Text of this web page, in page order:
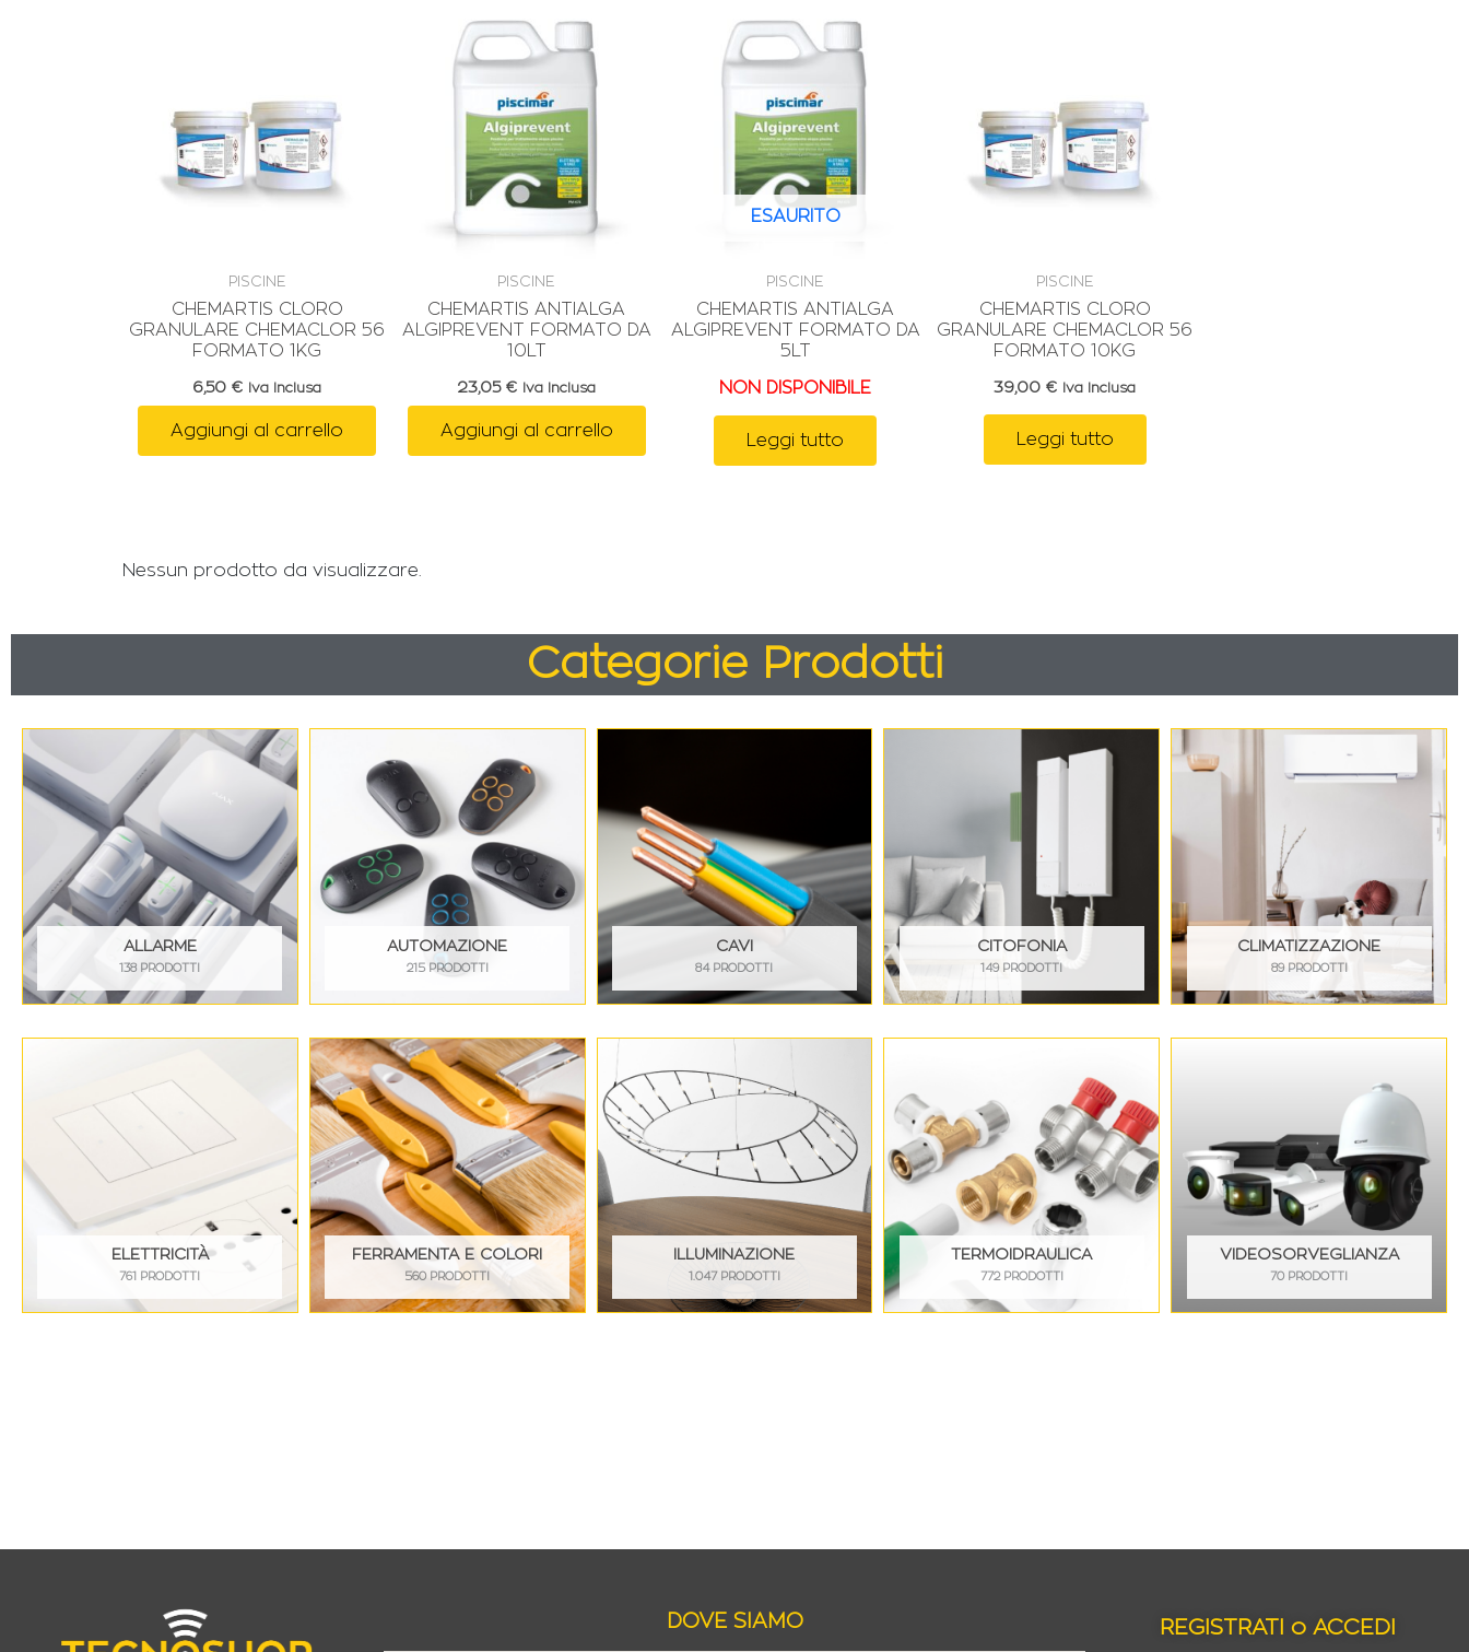
PISCINE
CHEMARTIS CLORO
GRANULARE CHEMACLOR 56
FORMATO 1KG
6,50€ Iva Inclusa
Aggiungi al carrello
PISCINE
CHEMARTIS ANTIALGA
ALGIPREVENT FORMATO DA
10LT
23,05€ Iva Inclusa
Aggiungi al carrello
ESAURITO
PISCINE
CHEMARTIS ANTIALGA
ALGIPREVENT FORMATO DA
5LT
NON DISPONIBILE
Leggi tutto
PISCINE
CHEMARTIS CLORO
GRANULARE CHEMACLOR 56
FORMATO 10KG
39,00€ Iva Inclusa
Leggi tutto
Nessun prodotto da visualizzare.
Categorie Prodotti
ALLARME
138 PRODOTTI
AUTOMAZIONE
215 PRODOTTI
CAVI
84 PRODOTTI
CITOFONIA
149 PRODOTTI
CLIMATIZZAZIONE
89 PRODOTTI
ELETTRICITÀ
761 PRODOTTI
FERRAMENTA E COLORI
560 PRODOTTI
ILLUMINAZIONE
1.047 PRODOTTI
TERMOIDRAULICA
772 PRODOTTI
VIDEOSORVEGLIANZA
70 PRODOTTI
DOVE SIAMO REGISTRATI o ACCEDI